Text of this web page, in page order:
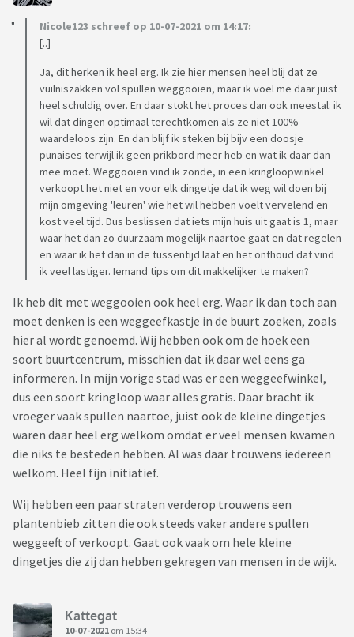
Nicole123 schreef op 10-07-2021 om 14:17:
[..]
Ja, dit herken ik heel erg. Ik zie hier mensen heel blij dat ze
vuilniszakken vol spullen weggooien, maar ik voel me daar juist
heel schuldig over. En daar stokt het proces dan ook meestal: ik
wil dat dingen optimaal terechtkomen als ze niet 100%
waardeloos zijn. En dan blijf ik steken bij bijv een doosje
punaises terwijl ik geen prikbord meer heb en wat ik daar dan
mee moet. Weggooien vind ik zonde, in een kringloopwinkel
verkoopt het niet en voor elk dingetje dat ik weg wil doen bij
mijn omgeving 'leuren' wie het wil hebben voelt vervelend en
kost veel tijd. Dus beslissen dat iets mijn huis uit gaat is 1, maar
waar het dan zo duurzaam mogelijk naartoe gaat en dat regelen
en waar ik het dan in de tussentijd laat en het onthoud dat vind
ik veel lastiger. Iemand tips om dit makkelijker te maken?
Ik heb dit met weggooien ook heel erg. Waar ik dan toch aan
moet denken is een weggeefkastje in de buurt zoeken, zoals
hier al wordt genoemd. Wij hebben ook om de hoek een
soort buurtcentrum, misschien dat ik daar wel eens ga
informeren. In mijn vorige stad was er een weggeefwinkel,
dus een soort kringloop waar alles gratis. Daar bracht ik
vroeger vaak spullen naartoe, juist ook de kleine dingetjes
waren daar heel erg welkom omdat er veel mensen kwamen
die niks te besteden hebben. Al was daar trouwens iedereen
welkom. Heel fijn initiatief.
Wij hebben een paar straten verderop trouwens een
plantenbieb zitten die ook steeds vaker andere spullen
weggeeft of verkoopt. Gaat ook vaak om hele kleine
dingetjes die zij dan hebben gekregen van mensen in de wijk.
Kattegat
10-07-2021 om 15:34